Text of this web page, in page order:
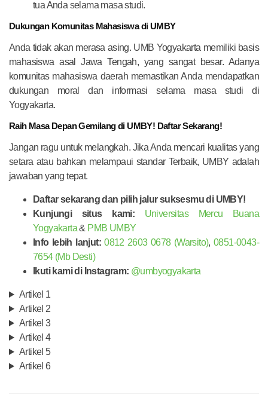
tua Anda selama masa studi.
Dukungan Komunitas Mahasiswa di UMBY
Anda tidak akan merasa asing. UMB Yogyakarta memiliki basis
mahasiswa asal Jawa Tengah, yang sangat besar. Adanya
komunitas mahasiswa daerah memastikan Anda mendapatkan
dukungan moral dan informasi selama masa studi di
Yogyakarta.
Raih Masa Depan Gemilang di UMBY! Daftar Sekarang!
Jangan ragu untuk melangkah. Jika Anda mencari kualitas yang
setara atau bahkan melampaui standar Terbaik, UMBY adalah
jawaban yang tepat.
Daftar sekarang dan pilih jalur suksesmu di UMBY!
Kunjungi situs kami:
Universitas Mercu Buana
Yogyakarta& PMB UMBY
Info lebih lanjut: 0812 2603 0678 (Warsito), 0851-0043-
7654 (Mb Desti)
Ikuti kami di Instagram: @umbyogyakarta
Artikel 1
Artikel 2
Artikel 3
Artikel 4
Artikel 5
Artikel 6